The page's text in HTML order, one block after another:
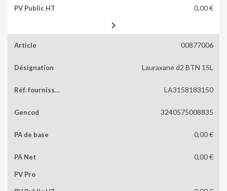
0,00 €

00877006
Lauraxane d2 BTN 15L
LA3158183150
3240575008835
0,00 €
0,00 €